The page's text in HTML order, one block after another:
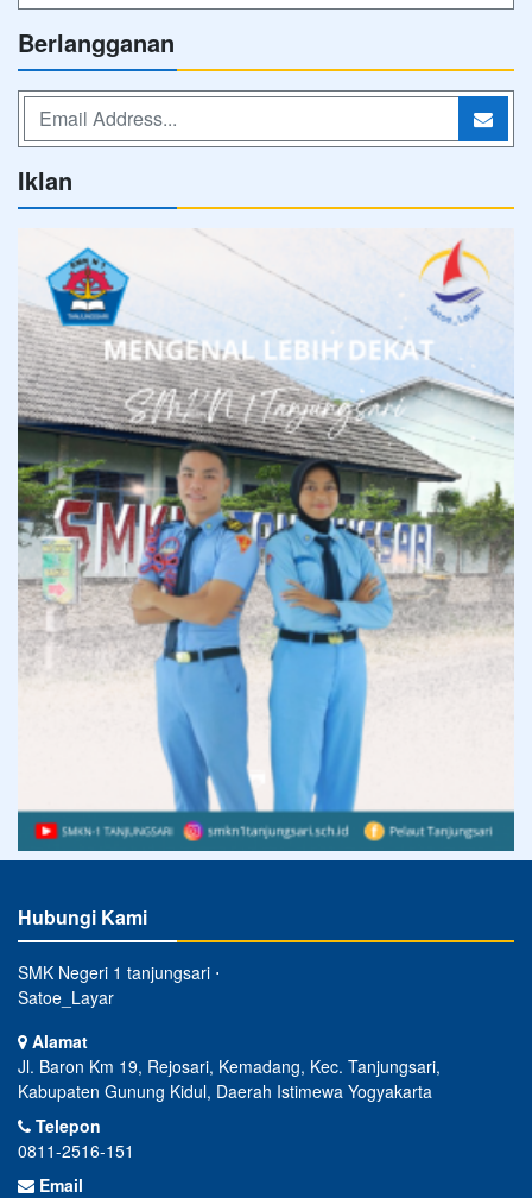
Berlangganan
Iklan
Hubungi Kami
SMK Negeri 1 tanjungsari ⋅
Satoe_Layar
Alamat
Jl. Baron Km 19, Rejosari, Kemadang, Kec. Tanjungsari,
Kabupaten Gunung Kidul, Daerah Istimewa Yogyakarta
Telepon
0811-2516-151
Email